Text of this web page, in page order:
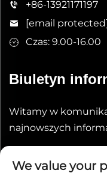
+86-13921171197
[email
Czas: 9.00-16.00
Biuletyn
Witamy w
najnowszych
We value your